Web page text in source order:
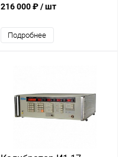
216 000 ₽/ шт
Подробнее